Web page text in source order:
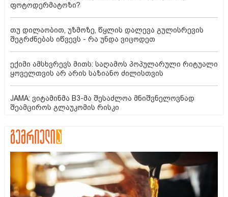
ფოტოდერმატოზი?
თუ დილაობით, უზმოზე, წყლის დალევა გულისრევის
შეგრძნებას იწვევს - რა უნდა ვიცოდეთ
ექიმი ამსხვრევს მითს: საღამოს პოპულარული რიტუალი
ყოველთვის არ არის საზიანო ძილისთვის
JAMA: ვიტამინმა B3-მა შესაძლოა მნიშვნელოვნად
შეამციროს გლაუკომის რისკი